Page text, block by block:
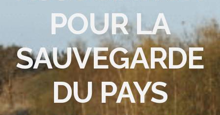
POUR LA
SAUVEGARDE
DU PAYS